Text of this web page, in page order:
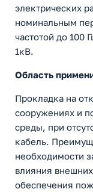
электрических
номинальным
частотой до 100
1кВ.
Область
Прокладка на
сооружениях и
среды, при
кабель.
необходимости
влияния
обеспечения